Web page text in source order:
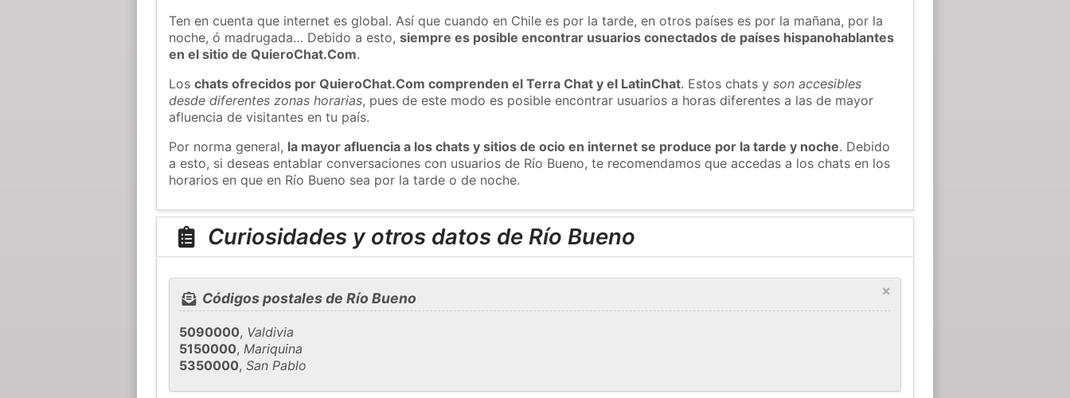
Ten en cuenta que internet es global. Así que cuando en Chile es por la tarde, en otros países es por la mañana, por la
noche, ó madrugada… Debido a esto,siempre es posible encontrar usuarios conectados de países hispanohablantes
en el sitio de QuieroChat.Com.
Loschats ofrecidos por QuieroChat.Com comprenden el Terra Chat y el LatinChat. Estos chats yson accesibles
desde diferentes zonas horarias, pues de este modo es posible encontrar usuarios a horas diferentes a las de mayor
afluencia de visitantes en tu país.
Por norma general, la mayor afluencia a los chats y sitios de ocio en internet se produce por la tarde y noche. Debido
a esto, si deseas entablar conversaciones con usuarios de Río Bueno, te recomendamos que accedas a los chats en los
horarios en que en Río Bueno sea por la tarde o de noche.
Curiosidades y otros datos de Río Bueno
×
Códigos postales de Río Bueno
5090000, Valdivia
5150000,Mariquina
5350000,San Pablo